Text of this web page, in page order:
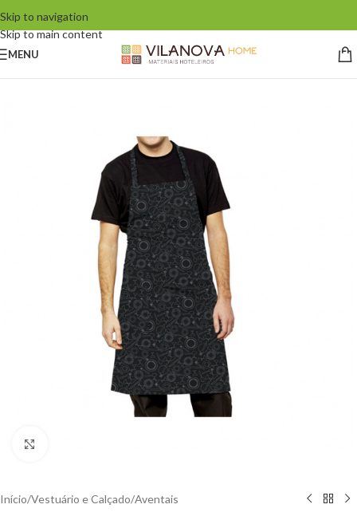
Skip to navigation
Skip to main content
MENU
Início/Vestuário e Calçado/Aventais